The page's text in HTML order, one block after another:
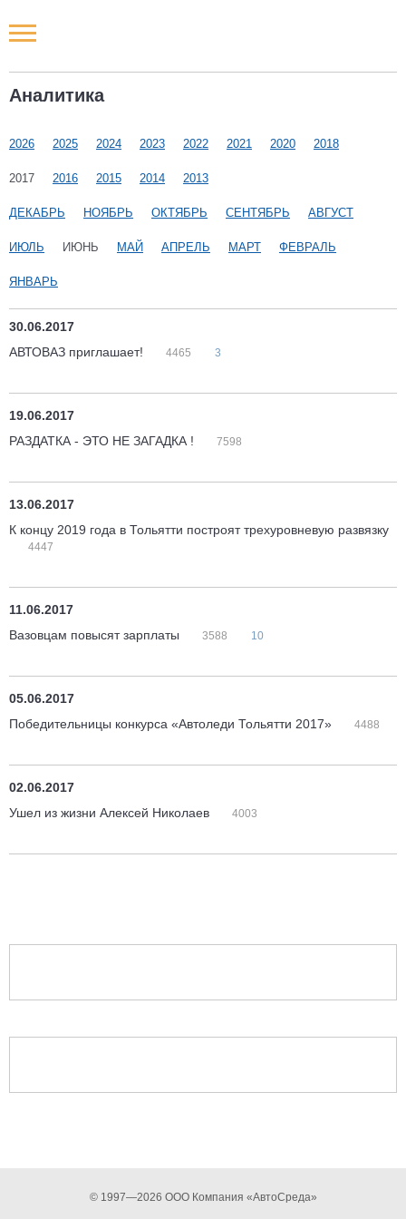
Аналитика
2026 2025 2024 2023 2022 2021 2020 2018
2017 2016 2015 2014 2013
ДЕКАБРЬ НОЯБРЬ ОКТЯБРЬ СЕНТЯБРЬ АВГУСТ
ИЮЛЬ ИЮНЬ МАЙ АПРЕЛЬ МАРТ ФЕВРАЛЬ
ЯНВАРЬ
30.06.2017
АВТОВАЗ приглашает!
4465 3
19.06.2017
РАЗДАТКА - ЭТО НЕ ЗАГАДКА !
7598
13.06.2017
К концу 2019 года в Тольятти построят трехуровневую развязку
4447
11.06.2017
Вазовцам повысят зарплаты
3588 10
05.06.2017
Победительницы конкурса «Автоледи Тольятти 2017»
4488
02.06.2017
Ушел из жизни Алексей Николаев
4003
© 1997—2026 ООО Компания «АвтоСреда»
Новости РФ
Наши мероприятия
Статьи